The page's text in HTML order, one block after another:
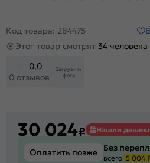
Код товара: 284475
Этот товар смотрят 34 человека
0,0
0 отзывов
Загрузить
фото
30 024₽ Нашли
Оплатить позже Без
всего 5 004